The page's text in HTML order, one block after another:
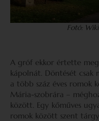
Fotó:
A gróf ekkor értette
kápolnát. Döntését csak
a több száz éves
Mária-szobrára –
között. Egy kőműves
romok között szent